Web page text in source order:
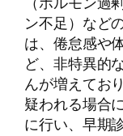
ン不足）など
は、倦怠感や
ど、非特異的
んが増えてお
疑われる場合
に行い、早期